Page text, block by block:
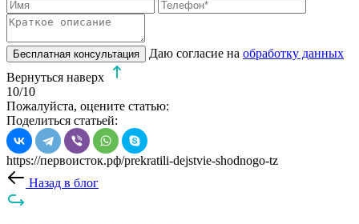
Бесплатная консультация Даю согласие на обработку данных
Вернуться наверх
10/10
Пожалуйста, оцените статью:
Поделиться статьей:
https://первоисток.рф/prekratili-dejstvie-shodnogo-tz
Назад в блог